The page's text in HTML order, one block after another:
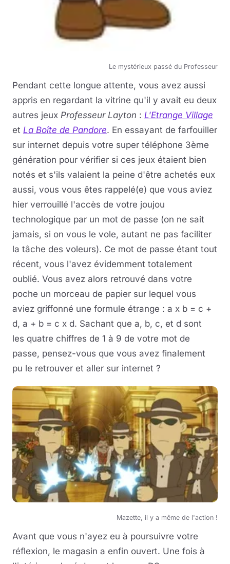
Le mystérieux passé du Professeur
Pendant cette longue attente, vous avez aussi
appris en regardant la vitrine qu'il y avait eu deux
autres jeux Professeur Layton : L'Etrange Village
et La Boîte de Pandore. En essayant de farfouiller
sur internet depuis votre super téléphone 3ème
génération pour vérifier si ces jeux étaient bien
notés et s'ils valaient la peine d'être achetés eux
aussi, vous vous êtes rappelé(e) que vous aviez
hier verrouillé l'accès de votre joujou
technologique par un mot de passe (on ne sait
jamais, si on vous le vole, autant ne pas faciliter
la tâche des voleurs). Ce mot de passe étant tout
récent, vous l'avez évidemment totalement
oublié. Vous avez alors retrouvé dans votre
poche un morceau de papier sur lequel vous
aviez griffonné une formule étrange : a x b = c +
d, a + b = c x d. Sachant que a, b, c, et d sont
les quatre chiffres de 1 à 9 de votre mot de
passe, pensez-vous que vous avez finalement
pu le retrouver et aller sur internet ?
Mazette, il y a même de l'action !
Avant que vous n'ayez eu à poursuivre votre
réflexion, le magasin a enfin ouvert. Une fois à